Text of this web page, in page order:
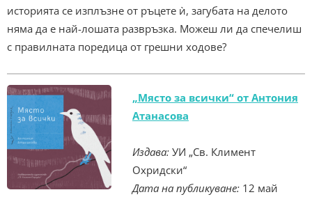
историята се изплъзне от ръцете ѝ, загубата на делото
няма да е най-лошата развръзка. Можеш ли да спечелиш
с правилната поредица от грешни ходове?
„Място за всички“ от Антония
Атанасова
Издава: УИ „Св. Климент
Охридски“
Дата на публикуване: 12 май